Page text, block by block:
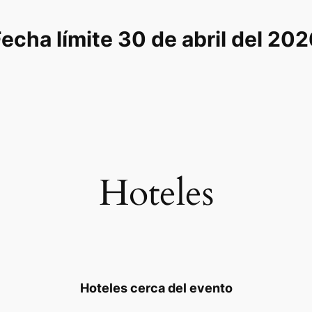
límite 30 de abril del
Hoteles
Hoteles cerca del evento